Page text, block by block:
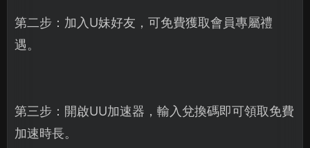
第二步：加入U妹好友，可免費獲取會員專屬禮
遇。
第三步：開啟UU加速器，輸入兌換碼即可領取免費
加速時長。